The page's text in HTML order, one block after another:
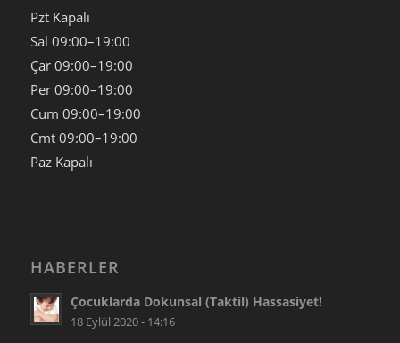
Pzt Kapalı
Sal 09:00–19:00
Çar 09:00–19:00
Per 09:00–19:00
Cum 09:00–19:00
Cmt 09:00–19:00
Paz Kapalı
HABERLER
Çocuklarda Dokunsal (Taktil) Hassasiyet!
18 Eylül 2020 - 14:16